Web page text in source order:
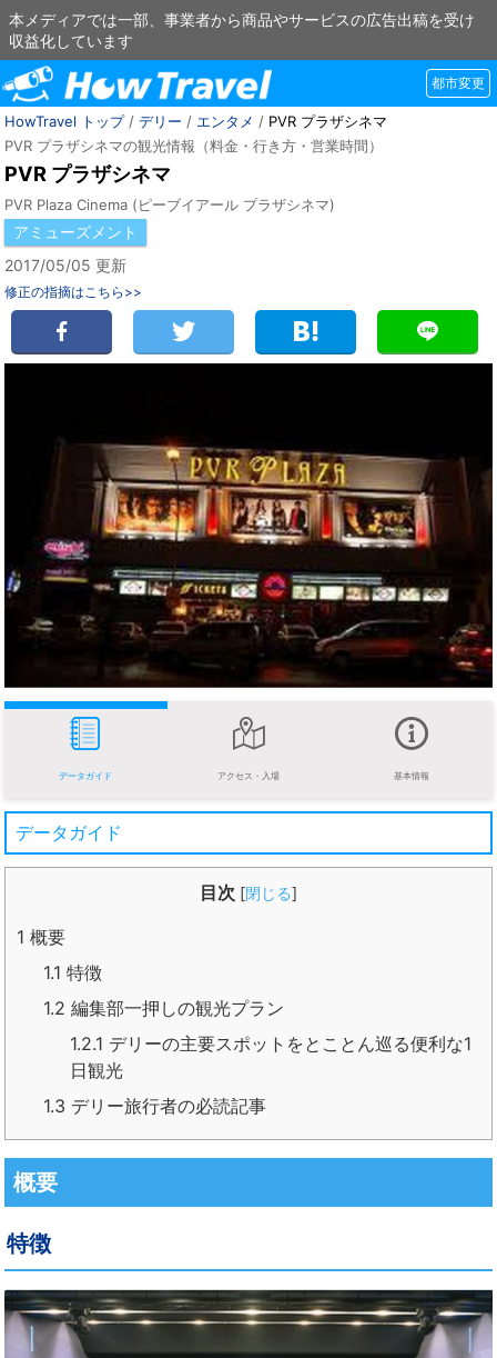
本メディアでは一部、事業者から商品やサービスの広告出稿を受け
収益化しています
都市変更
HowTravel トップ/ デリー / エンタメ / PVR プラザシネマ
PVR プラザシネマの観光情報（料金・行き方・営業時間）
PVR プラザシネマ
PVR Plaza Cinema (ピーブイアール プラザシネマ)
アミューズメント
2017/05/05 更新
修正の指摘はこちら>>
データガイド アクセス・入場 基本情報
データガイド
目次 [閉じる]
1 概要
1.1 特徴
1.2 編集部一押しの観光プラン
1.2.1 デリーの主要スポットをとことん巡る便利な1
日観光
1.3 デリー旅行者の必読記事
概要
特徴